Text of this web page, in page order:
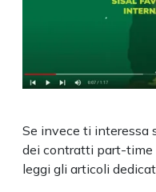
Se invece ti interessa
dei contratti part-time
leggi gli articoli